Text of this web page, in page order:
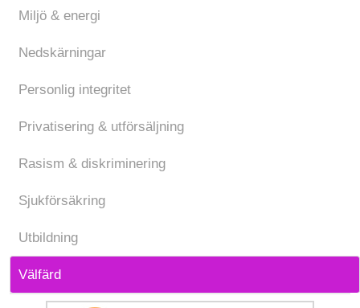
Miljö & energi
Nedskärningar
Personlig integritet
Privatisering & utförsäljning
Rasism & diskriminering
Sjukförsäkring
Utbildning
Välfärd